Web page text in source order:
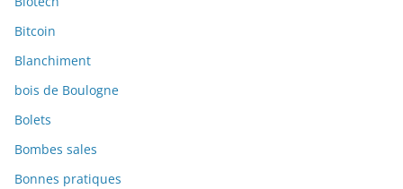
Bitcoin
Blanchiment
bois de Boulogne
Bolets
Bombes sales
Bonnes pratiques